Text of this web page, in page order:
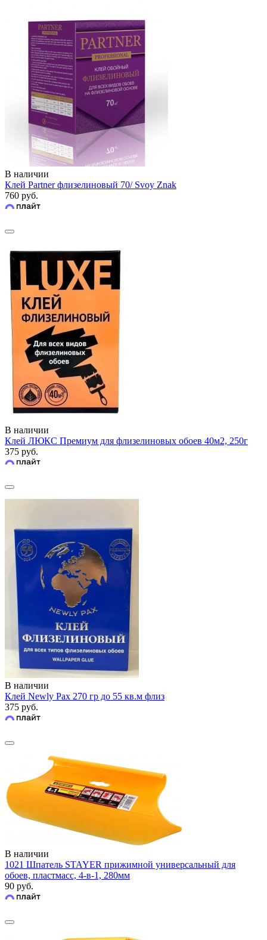
В наличии
Клей Partner флизелиновый 70/ Svoy Znak
760 руб.
В наличии
Клей ЛЮКС Премиум для флизелиновых обоев 40м2, 250г
375 руб.
В наличии
Клей Newly Pax 270 гр до 55 кв.м флиз
375 руб.
В наличии
1021 Шпатель STAYER прижимной универсальный для
обоев, пластмасс, 4-в-1, 280мм
90 руб.